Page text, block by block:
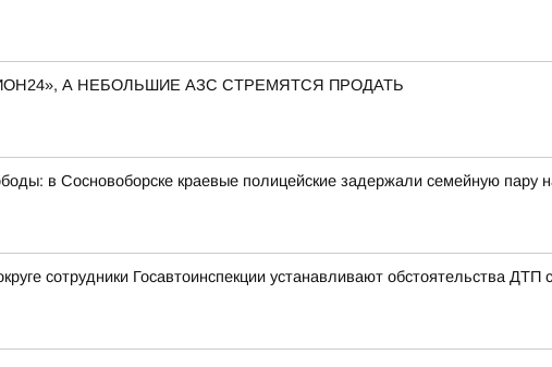
А НЕБОЛЬШИЕ АЗС СТРЕМЯТСЯ ПРОДАТЬ
в Сосновоборске краевые полицейские задержали семейную пару
сотрудники Госавтоинспекции устанавливают обстоятельства